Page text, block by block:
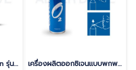
เครื่องวัดความดัน Omron รุ่น HEM 7361T(copy)(copy)(copy)(copy)(copy)(copy)(copy)(copy)(copy)(copy) เครื่องผลิตออกซิเจนแบบพกพา Invacare รุ่น Platinum mobile รับประกัน 2 ปี(copy)(copy)(copy)(copy)(copy)